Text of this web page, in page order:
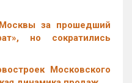
за прошедший
но сократились
Московского